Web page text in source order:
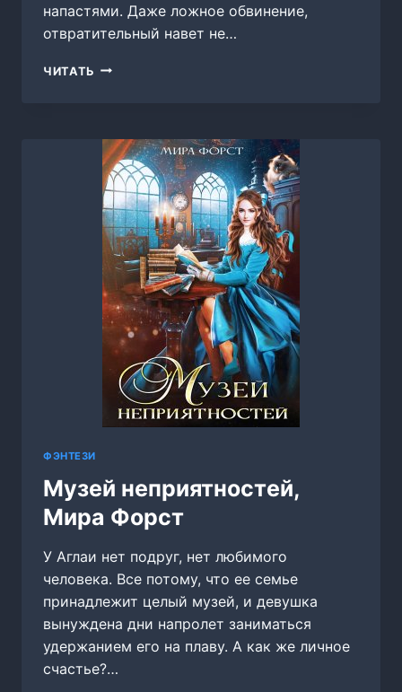
напастями. Даже ложное обвинение,
отвратительный навет не…
ЧИТАТЬ ВСТРЕТИМСЯ
ФОРСТ
ФЭНТЕЗИ
Музей неприятностей,
Мира Форст
У Аглаи нет подруг, нет любимого
человека. Все потому, что ее семье
принадлежит целый музей, и девушка
вынуждена дни напролет заниматься
удержанием его на плаву. А как же личное
счастье?…